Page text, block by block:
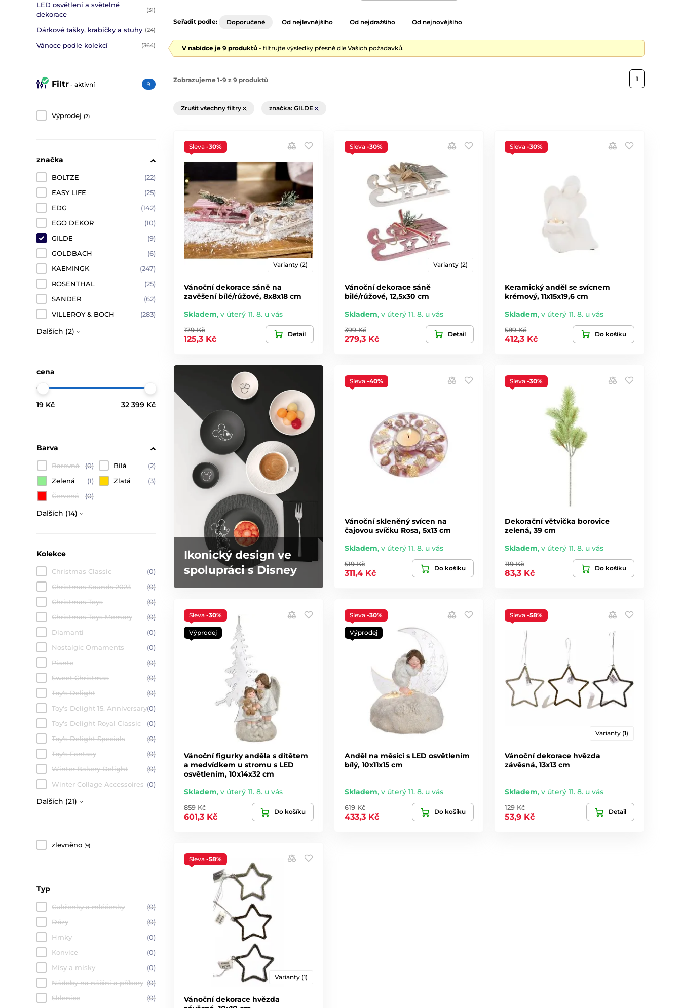
LED osvětlení a světelné
dekorace
(31)
Dárkové tašky, krabičky a stuhy (24)
Vánoce podle kolekcí (364)
Filtr - aktivní 9
Výprodej (2)
značka
BOLTZE
(22)
EASY LIFE
(25)
EDG
(142)
EGO DEKOR
(10)
GILDE
(9)
GOLDBACH
(6)
KAEMINGK
(247)
ROSENTHAL
(25)
SANDER
(62)
VILLEROY & BOCH
(283)
Dalších (2)
cena
19 Kč 32 399 Kč
Barva
Barevná (0) Bílá
(2)
Zelená
(1) Zlatá
(3)
Červená
(0)
Dalších (14)
Kolekce
Christmas Classic
(0)
Christmas Sounds 2023
(0)
Christmas Toys
(0)
Christmas Toys Memory
(0)
Diamanti
(0)
Nostalgic Ornaments
(0)
Piante
(0)
Sweet Christmas
(0)
Toy's Delight
(0)
Toy's Delight 15. Anniversary(0)
Toy's Delight Royal Classic
(0)
Toy's Delight Specials
(0)
Toy's Fantasy
(0)
Winter Bakery Delight
(0)
Winter Collage Accessoires (0)
Dalších (21)
zlevněno (9)
Typ
Cukřenky a mléčenky
(0)
Dózy
(0)
Hrnky
(0)
Konvice
(0)
Mísy a misky
(0)
Nádoby na náčiní a příbory (0)
Sklenice
(0)
Seřadit podle: Doporučené Od nejlevnějšího Od nejdražšího Od nejnovějšího
V nabídce je 9 produktů - filtrujte výsledky přesně dle Vašich požadavků.
Zobrazujeme 1-9 z 9 produktů 1
Zrušit všechny filtry značka: GILDE
Sleva -30%
Varianty (2)
Vánoční dekorace sáně na
zavěšení bílé/růžové, 8x8x18 cm
Skladem, v úterý 11. 8. u vás
179 Kč
125,3 Kč
Detail
Sleva -30%
Varianty (2)
Vánoční dekorace sáně
bilé/růžové, 12,5x30 cm
Skladem, v úterý 11. 8. u vás
399 Kč
279,3 Kč
Detail
Sleva-30%
Keramický anděl se svícnem
krémový, 11x15x19,6 cm
Skladem,v úterý 11. 8. u vás
589 Kč
412,3 Kč
Do košíku
Ikonický design ve
spolupráci s Disney
Sleva -40%
Vánoční skleněný svícen na
čajovou svíčku Rosa, 5x13 cm
Skladem, v úterý 11. 8. u vás
519 Kč
311,4 Kč
Do košíku
Sleva-30%
Dekorační větvička borovice
zelená, 39 cm
Skladem,v úterý 11. 8. u vás
119 Kč
83,3 Kč
Do košíku
Sleva -30%
Výprodej
Vánoční figurky anděla s dítětem
a medvídkem u stromu s LED
osvětlením, 10x14x32 cm
Skladem, v úterý 11. 8. u vás
859 Kč
601,3 Kč
Do košíku
Sleva -30%
Výprodej
Anděl na měsíci s LED osvětlením
bílý, 10x11x15 cm
Skladem, v úterý 11. 8. u vás
619 Kč
433,3 Kč
Do košíku
Sleva-58%
Varianty (1)
Vánoční dekorace hvězda
závěsná, 13x13 cm
Skladem,v úterý 11. 8. u vás
129 Kč
53,9 Kč
Detail
Sleva -58%
Varianty (1)
Vánoční dekorace hvězda